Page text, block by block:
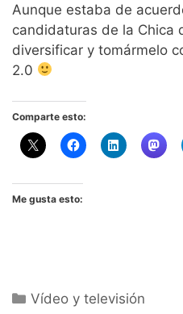
Aunque estaba de
candidaturas de la Chica
diversificar y tomármelo
2.0
Comparte esto:
Me gusta esto:
Categorías
Vídeo y televisión